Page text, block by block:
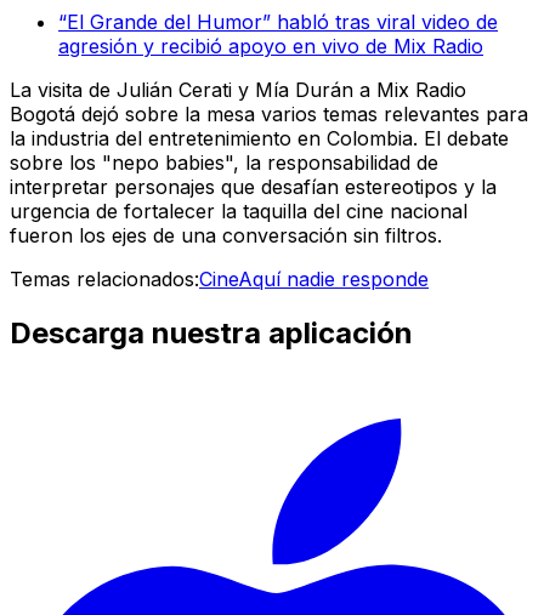
“El Grande del Humor” habló tras viral video de
agresión y recibió apoyo en vivo de Mix Radio
La visita de Julián Cerati y Mía Durán a Mix Radio
Bogotá dejó sobre la mesa varios temas relevantes para
la industria del entretenimiento en Colombia. El debate
sobre los "nepo babies", la responsabilidad de
interpretar personajes que desafían estereotipos y la
urgencia de fortalecer la taquilla del cine nacional
fueron los ejes de una conversación sin filtros.
Temas relacionados:CineAquí nadie responde
Descarga nuestra aplicación